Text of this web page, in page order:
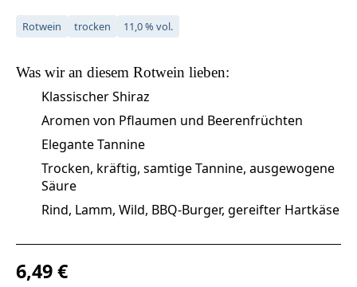
Rotwein trocken 11,0 % vol.
Was wir an diesem Rotwein lieben:
Klassischer Shiraz
Aromen von Pflaumen und Beerenfrüchten
Elegante Tannine
Trocken, kräftig, samtige Tannine, ausgewogene
Säure
Rind, Lamm, Wild, BBQ‑Burger, gereifter Hartkäse
Regulärer Preis:
6,49 €